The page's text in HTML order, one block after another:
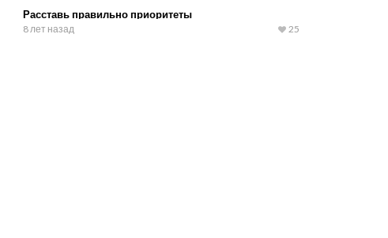
Расставь правильно приоритеты
8 лет назад 25